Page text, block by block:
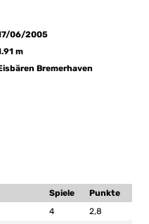
06/2005
m
Bremerhaven
Spiele
Punkte
4
2,8